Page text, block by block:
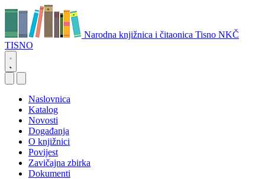
Narodna knjižnica i čitaonica Tisno NKČ
TISNO
Naslovnica
Katalog
Novosti
Događanja
O knjižnici
Povijest
Zavičajna zbirka
Dokumenti